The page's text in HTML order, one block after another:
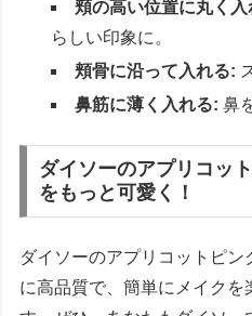
頬の高い位置に丸く入
らしい印象に。
頬骨に沿って入れる:
鼻筋に薄く入れる: 鼻
ダイソーのアプリコッ
をもっと可愛く！
ダイソーのアプリコットピ
に高品質で、簡単にメイク